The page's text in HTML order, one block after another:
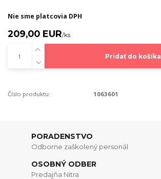
Nie sme platcovia DPH
209,00 EUR/ks
Pridať do košíka
Číslo produktu: 1063601
PORADENSTVO
Odborne zaškolený personál
OSOBNÝ ODBER
Predajňa Nitra